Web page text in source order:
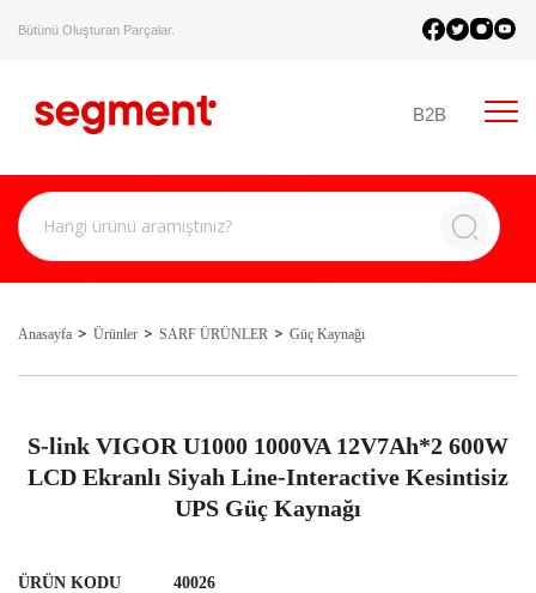
Bütünü Oluşturan Parçalar.
B2B
Anasayfa Ürünler SARF ÜRÜNLER Güç Kaynağı
S-link VIGOR U1000 1000VA 12V7Ah*2 600W
LCD Ekranlı Siyah Line-Interactive Kesintisiz
UPS Güç Kaynağı
ÜRÜN KODU 40026